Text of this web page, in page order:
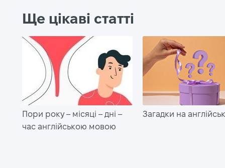
Ще цікаві статті
Пори року – місяці – дні –
час англійською мовою
Загадки на